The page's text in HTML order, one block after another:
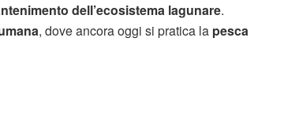
dell’ecosistema lagunare.
, dove ancora oggi si pratica la pesca